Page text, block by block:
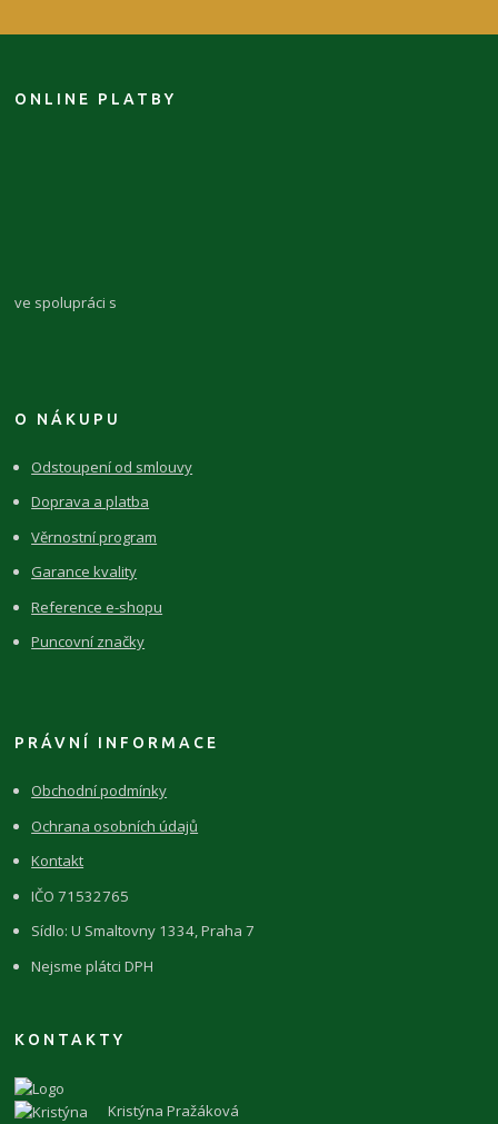
ONLINE PLATBY
ve spolupráci s
O NÁKUPU
Odstoupení od smlouvy
Doprava a platba
Věrnostní program
Garance kvality
Reference e-shopu
Puncovní značky
PRÁVNÍ INFORMACE
Obchodní podmínky
Ochrana osobních údajů
Kontakt
IČO 71532765
Sídlo: U Smaltovny 1334, Praha 7
Nejsme plátci DPH
KONTAKTY
Kristýna Pražáková